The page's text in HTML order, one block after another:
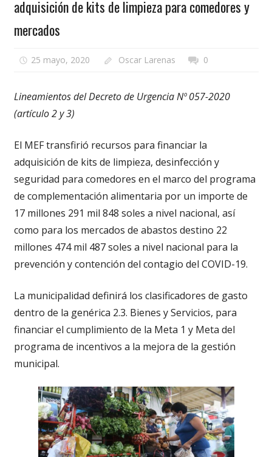
adquisición de kits de limpieza para comedores y
mercados
25 mayo, 2020 Oscar Larenas 0
Lineamientos del Decreto de Urgencia Nº 057-2020
(artículo 2 y 3)
El MEF transfirió recursos para financiar la
adquisición de kits de limpieza, desinfección y
seguridad para comedores en el marco del programa
de complementación alimentaria por un importe de
17 millones 291 mil 848 soles a nivel nacional, así
como para los mercados de abastos destino 22
millones 474 mil 487 soles a nivel nacional para la
prevención y contención del contagio del COVID-19.
La municipalidad definirá los clasificadores de gasto
dentro de la genérica 2.3. Bienes y Servicios, para
financiar el cumplimiento de la Meta 1 y Meta del
programa de incentivos a la mejora de la gestión
municipal.